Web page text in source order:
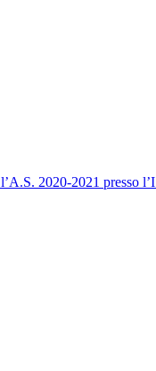
2020-2021 presso